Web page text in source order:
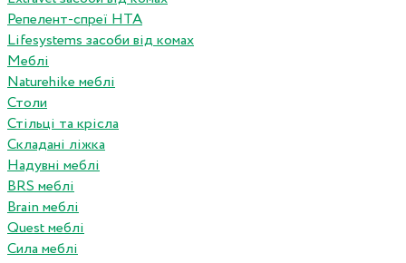
Репелент-спреї HTA
Lifesystems засоби від комах
Меблі
Naturehike меблі
Столи
Стільці та крісла
Складані ліжка
Надувні меблі
BRS меблі
Brain меблі
Quest меблі
Сила меблі